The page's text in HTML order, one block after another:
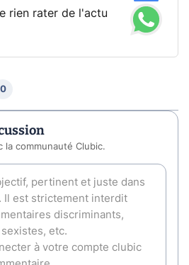
rien rater de l'actu
0
la communauté Clubic.